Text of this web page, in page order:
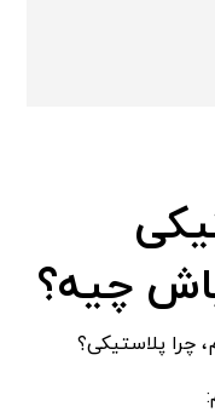
چیه؟
چرا پلاستیکی؟